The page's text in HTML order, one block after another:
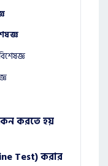
করতে হয়
Test) করার